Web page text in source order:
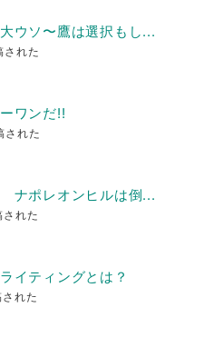
ウソ〜鷹は選択もし...
れた
ワンだ!!
れた
ナポレオンヒルは倒...
れた
イティングとは？
れた